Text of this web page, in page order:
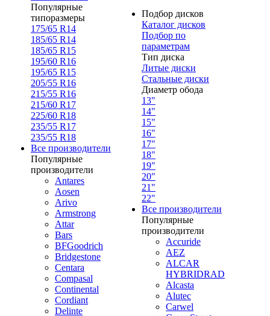
Популярные
типоразмеры
175/65 R14
185/65 R14
185/65 R15
195/60 R16
195/65 R15
205/55 R16
215/55 R16
215/60 R17
225/60 R18
235/55 R17
235/55 R18
Все производители
Популярные
производители
Antares
Aosen
Arivo
Armstrong
Attar
Bars
BFGoodrich
Bridgestone
Centara
Compasal
Continental
Cordiant
Delinte
Подбор дисков
Каталог дисков
Подбор по
параметрам
Тип диска
Литые диски
Стальные диски
Диаметр обода
13"
14"
15"
16"
17"
18"
19"
20"
21"
22"
Все производители
Популярные
производители
Accuride
AEZ
ALCAR
HYBRIDRAD
Alcasta
Alutec
Carwel